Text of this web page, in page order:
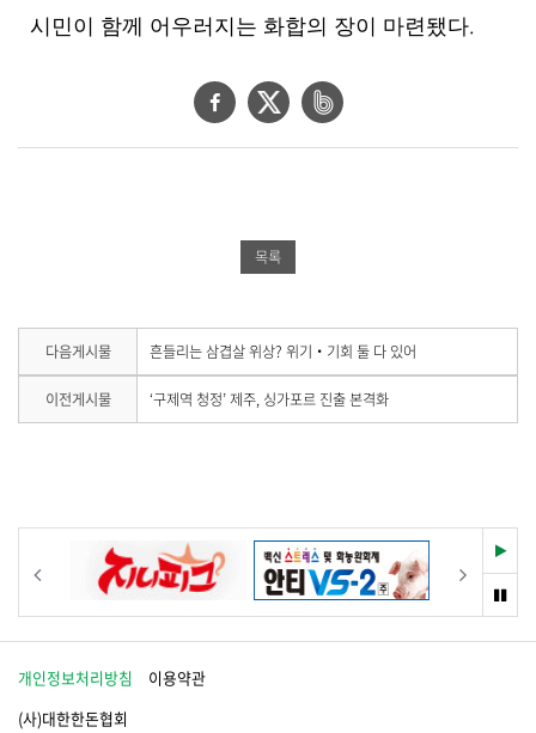
시민이 함께 어우러지는 화합의 장이 마련됐다.
페
기
트
유
하
네
하
기
목록
다음게시물
다
음
게
니
.
흔들리는 삼겹살 위상? 위기‧기회 둘 다 있어
이전게시물
이
전
없
습
니
다
.
‘구제역 청정’ 제주, 싱가포르 진출 본격화
재
생
멈
춤
개인정보처리방침
이용약관
(사)대한한돈협회